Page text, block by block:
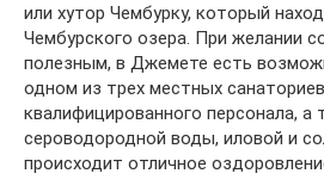
или хутор Чембурку, который
Чембурского озера. При желании
полезным, в Джемете есть
одном из трех местных
квалифицированного персонала, а
сероводородной воды, иловой и
происходит отличное